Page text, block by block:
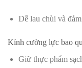
Dễ lau chùi và
Kính cường lực bao
Giữ thực phẩm